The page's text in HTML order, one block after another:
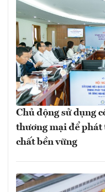
Chủ động sử dụng
thương mại để phát
chất bền vững